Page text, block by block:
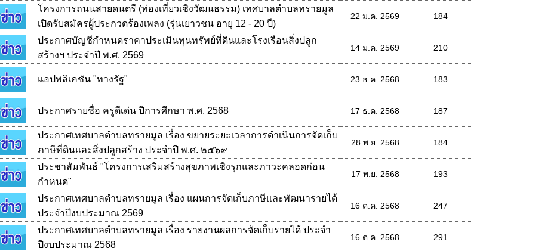
โครงการถนนสายดนตรี (ท่องเที่ยวเชิงวัฒนธรรม) เทศบาลตำบลทรายมูล
เปิดรับสมัครผู้ประกวดร้องเพลง (รุ่นเยาวชน อายุ 12 - 20 ปี)
22 ม.ค. 2569 184
ประกาศบัญชีกำหนดราคาประเมินทุนทรัพย์ที่ดินและโรงเรือนสิ่งปลูก
สร้างฯ ประจำปี พ.ศ. 2569
14 ม.ค. 2569 210
แอปพลิเคชัน "ทางรัฐ" 23 ธ.ค. 2568 183
ประกาศรายชื่อ ครูดีเด่น ปีการศึกษา พ.ศ. 2568 17 ธ.ค. 2568 187
ประกาศเทศบาลตำบลทรายมูล เรื่อง ขยายระยะเวลาการดำเนินการจัดเก็บ
ภาษีที่ดินและสิ่งปลูกสร้าง ประจำปี พ.ศ. ๒๕๖๙
28 พ.ย. 2568 184
ประชาสัมพันธ์ "โครงการเสริมสร้างสุขภาพเชิงรุกและภาวะคลอดก่อน
กำหนด"
17 พ.ย. 2568 193
ประกาศเทศบาลตำบลทรายมูล เรื่อง ​แผนการจัดเก็บภาษีและพัฒนารายได้
ประจำปีงบประมาณ 2569
16 ต.ค. 2568 247
ประกาศเทศบาลตำบลทรายมูล เรื่อง รายงานผลการจัดเก็บรายได้ ประจำ
ปีงบประมาณ 2568
16 ต.ค. 2568 291